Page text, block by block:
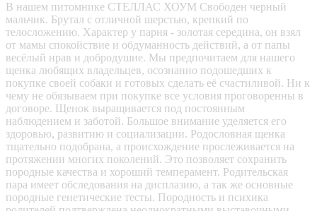
В нашем питомнике СТЕЛЛАС ХОУМ Свободен черный
мальчик. Брутал с отличной шерстью, крепкий по
телосложению. Характер у парня - золотая середина, он взял
от мамы спокойствие и обдуманность действий, а от папы
весёлый нрав и добродушие. Мы предпочитаем для нашего
щенка любящих владельцев, осознанно подошедших к
покупке своей собаки и готовых сделать её счастиливой. Ни к
чему не обязываем при покупке все условия проговоренны в
договоре. Щенок выращивается под постоянным
наблюдением и заботой. Большое внимание уделяется его
здоровью, развитию и социализации. Родословная щенка
тщательно подобрана, а происхождение прослеживается на
протяжении многих поколений. Это позволяет сохранить
породные качества и хороший темперамент. Родительская
пара имеет обследования на дисплазию, а так же основные
породные генетические тесты. Породность и психика